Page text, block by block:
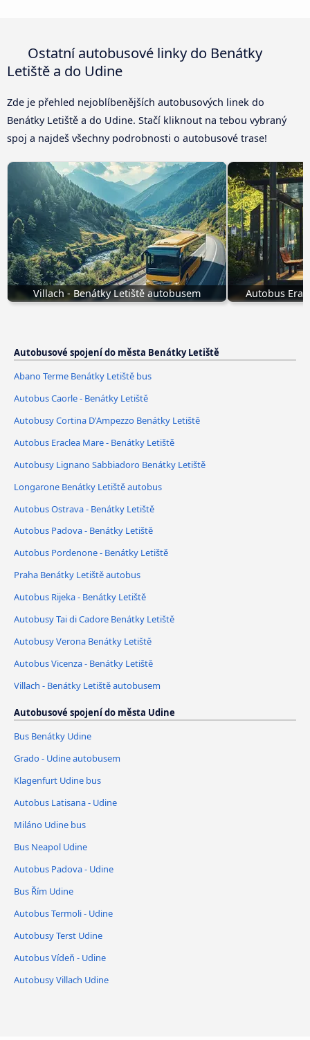
Ostatní autobusové linky do Benátky
Letiště a do Udine
Zde je přehled nejoblíbenějších autobusových linek do
Benátky Letiště a do Udine. Stačí kliknout na tebou vybraný
spoj a najdeš všechny podrobnosti o autobusové trase!
Villach - Benátky Letiště autobusem Autobus
Autobusové spojení do města Benátky Letiště
Abano Terme Benátky Letiště bus
Autobus Caorle - Benátky Letiště
Autobusy Cortina D'Ampezzo Benátky Letiště
Autobus Eraclea Mare - Benátky Letiště
Autobusy Lignano Sabbiadoro Benátky Letiště
Longarone Benátky Letiště autobus
Autobus Ostrava - Benátky Letiště
Autobus Padova - Benátky Letiště
Autobus Pordenone - Benátky Letiště
Praha Benátky Letiště autobus
Autobus Rijeka - Benátky Letiště
Autobusy Tai di Cadore Benátky Letiště
Autobusy Verona Benátky Letiště
Autobus Vicenza - Benátky Letiště
Villach - Benátky Letiště autobusem
Autobusové spojení do města Udine
Bus Benátky Udine
Grado - Udine autobusem
Klagenfurt Udine bus
Autobus Latisana - Udine
Miláno Udine bus
Bus Neapol Udine
Autobus Padova - Udine
Bus Řím Udine
Autobus Termoli - Udine
Autobusy Terst Udine
Autobus Vídeň - Udine
Autobusy Villach Udine